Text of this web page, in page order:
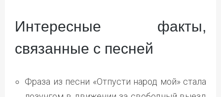
Интересные факты,
связанные с песней
Фраза из песни «Отпусти народ мой» стала